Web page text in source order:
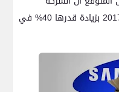
ستغلق الربع الأول من العام المالي 2017 بزيادة قدرها 40% في